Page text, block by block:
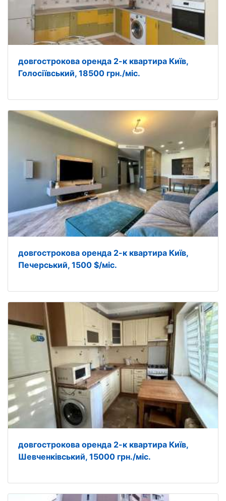
довгострокова оренда 2-к квартира Київ,
Голосіївський, 18500 грн./міс.
довгострокова оренда 2-к квартира Київ,
Печерський, 1500 $/міс.
довгострокова оренда 2-к квартира Київ,
Шевченківський, 15000 грн./міс.